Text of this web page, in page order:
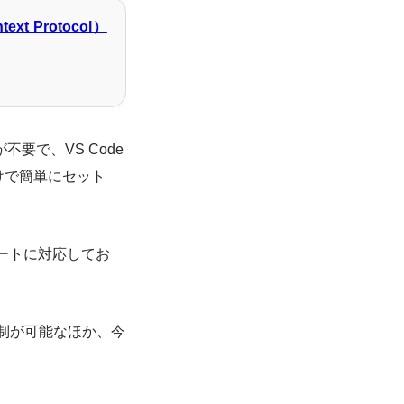
Protocol）
不要で、VS Code
簡単にセット
トに対応してお
が可能なほか、今